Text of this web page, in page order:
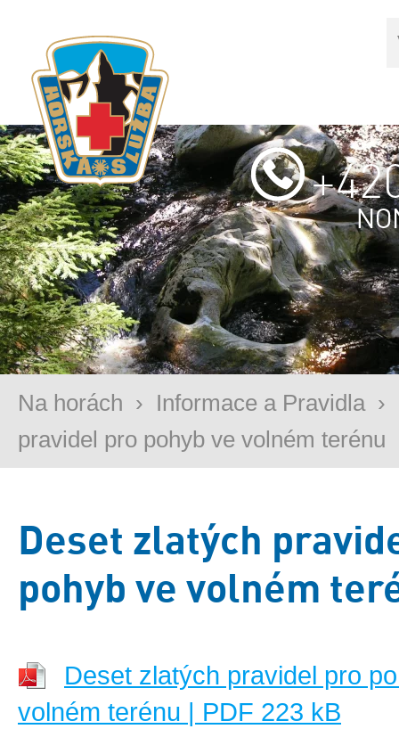
Na horách › Informace a Pravidla›
pravidel pro pohyb ve volném terénu
Deset zlatých
pohyb ve volném
Deset zlatých pravidel pro
volném terénu | PDF 223 kB